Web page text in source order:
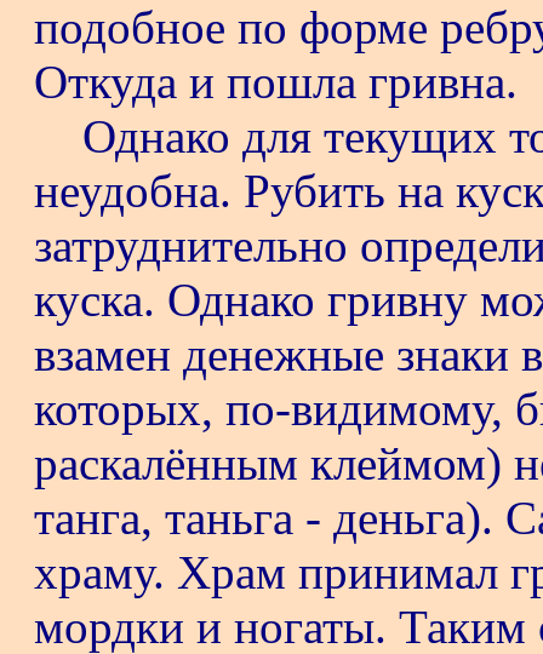
подобное по форме
Откуда и пошла гривна.
Однако для текущих
неудобна. Рубить на
затруднительно
куска. Однако гривну
взамен денежные знаки
которых, по-видимому,
раскалённым клеймом)
танга, таньга - деньга).
храму. Храм принимал
мордки и ногаты. Таким